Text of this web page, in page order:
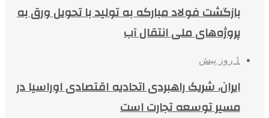
بازگشت فولاد مبارکه به تولید با تحویل ورق به
پروژه‌های ملی انتقال آب
1 روز پیش
ایران، شریک راهبردی اتحادیه اقتصادی اوراسیا در
مسیر توسعه تجارت است